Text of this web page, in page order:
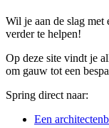
Wil je aan de slag met
verder te helpen!
Op deze site vindt je
om gauw tot een
Spring direct naar:
Een